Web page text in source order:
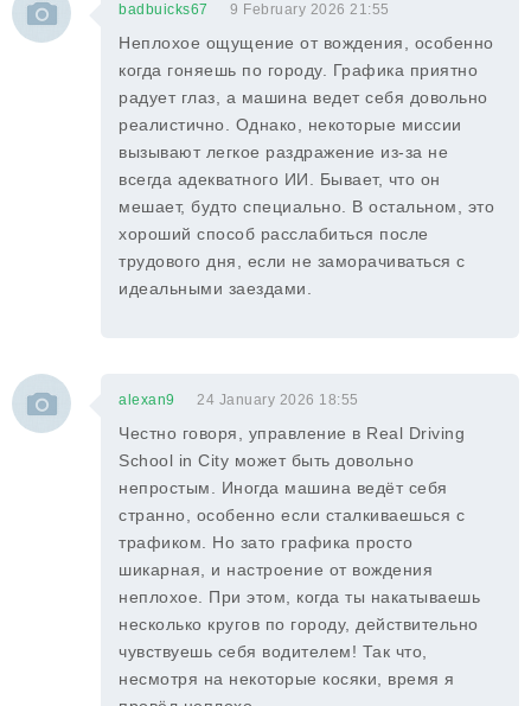
badbuicks67 9 February 2026 21:55
Неплохое ощущение от вождения, особенно
когда гоняешь по городу. Графика приятно
радует глаз, а машина ведет себя довольно
реалистично. Однако, некоторые миссии
вызывают легкое раздражение из-за не
всегда адекватного ИИ. Бывает, что он
мешает, будто специально. В остальном, это
хороший способ расслабиться после
трудового дня, если не заморачиваться с
идеальными заездами.
alexan9 24 January 2026 18:55
Честно говоря, управление в Real Driving
School in City может быть довольно
непростым. Иногда машина ведёт себя
странно, особенно если сталкиваешься с
трафиком. Но зато графика просто
шикарная, и настроение от вождения
неплохое. При этом, когда ты накатываешь
несколько кругов по городу, действительно
чувствуешь себя водителем! Так что,
несмотря на некоторые косяки, время я